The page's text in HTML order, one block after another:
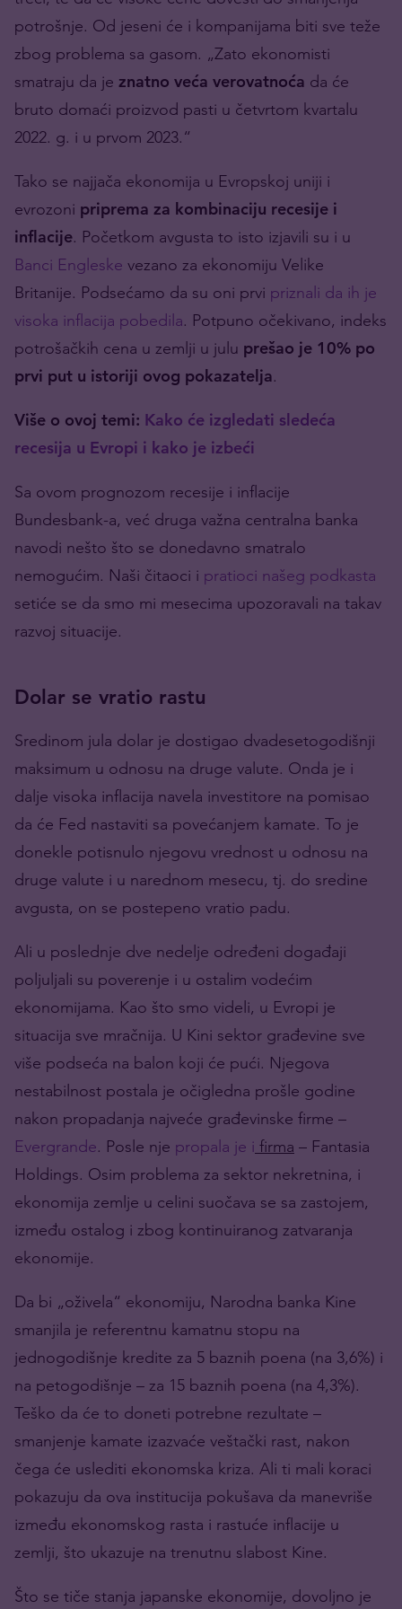
potrošnje. Od jeseni će i kompanijama biti sve teže
zbog problema sa gasom. „Zato ekonomisti
smatraju da je znatno veća verovatnoća da će
bruto domaći proizvod pasti u četvrtom kvartalu
2022. g. i u prvom 2023.“
Tako se najjača ekonomija u Evropskoj uniji i
evrozoni priprema za kombinaciju recesije i
inflacije. Početkom avgusta to isto izjavili su i u
Banci Engleske vezano za ekonomiju Velike
Britanije. Podsećamo da su oni prvi priznali da ih je
visoka inflacija pobedila. Potpuno očekivano, indeks
potrošačkih cena u zemlji u julu prešao je 10% po
prvi put u istoriji ovog pokazatelja.
Više o ovoj temi: Kako će izgledati sledeća
recesija u Evropi i kako je izbeći
Sa ovom prognozom recesije i inflacije
Bundesbank-a, već druga važna centralna banka
navodi nešto što se donedavno smatralo
nemogućim. Naši čitaoci i pratioci našeg podkasta
setiće se da smo mi mesecima upozoravali na takav
razvoj situacije.
Dolar se vratio rastu
Sredinom jula dolar je dostigao dvadesetogodišnji
maksimum u odnosu na druge valute. Onda je i
dalje visoka inflacija navela investitore na pomisao
da će Fed nastaviti sa povećanjem kamate. To je
donekle potisnulo njegovu vrednost u odnosu na
druge valute i u narednom mesecu, tj. do sredine
avgusta, on se postepeno vratio padu.
Ali u poslednje dve nedelje određeni događaji
poljuljali su poverenje i u ostalim vodećim
ekonomijama. Kao što smo videli, u Evropi je
situacija sve mračnija. U Kini sektor građevine sve
više podseća na balon koji će pući. Njegova
nestabilnost postala je očigledna prošle godine
nakon propadanja najveće građevinske firme –
Evergrande. Posle nje propala je i firma – Fantasia
Holdings. Osim problema za sektor nekretnina, i
ekonomija zemlje u celini suočava se sa zastojem,
između ostalog i zbog kontinuiranog zatvaranja
ekonomije.
Da bi „oživela“ ekonomiju, Narodna banka Kine
smanjila je referentnu kamatnu stopu na
jednogodišnje kredite za 5 baznih poena (na 3,6%) i
na petogodišnje – za 15 baznih poena (na 4,3%).
Teško da će to doneti potrebne rezultate –
smanjenje kamate izazvaće veštački rast, nakon
čega će uslediti ekonomska kriza. Ali ti mali koraci
pokazuju da ova institucija pokušava da manevriše
između ekonomskog rasta i rastuće inflacije u
zemlji, što ukazuje na trenutnu slabost Kine.
Što se tiče stanja japanske ekonomije, dovoljno je